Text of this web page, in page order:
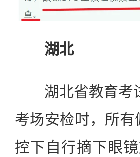
湖北
湖北省教育考试
考场安检时，所
控下自行摘下眼